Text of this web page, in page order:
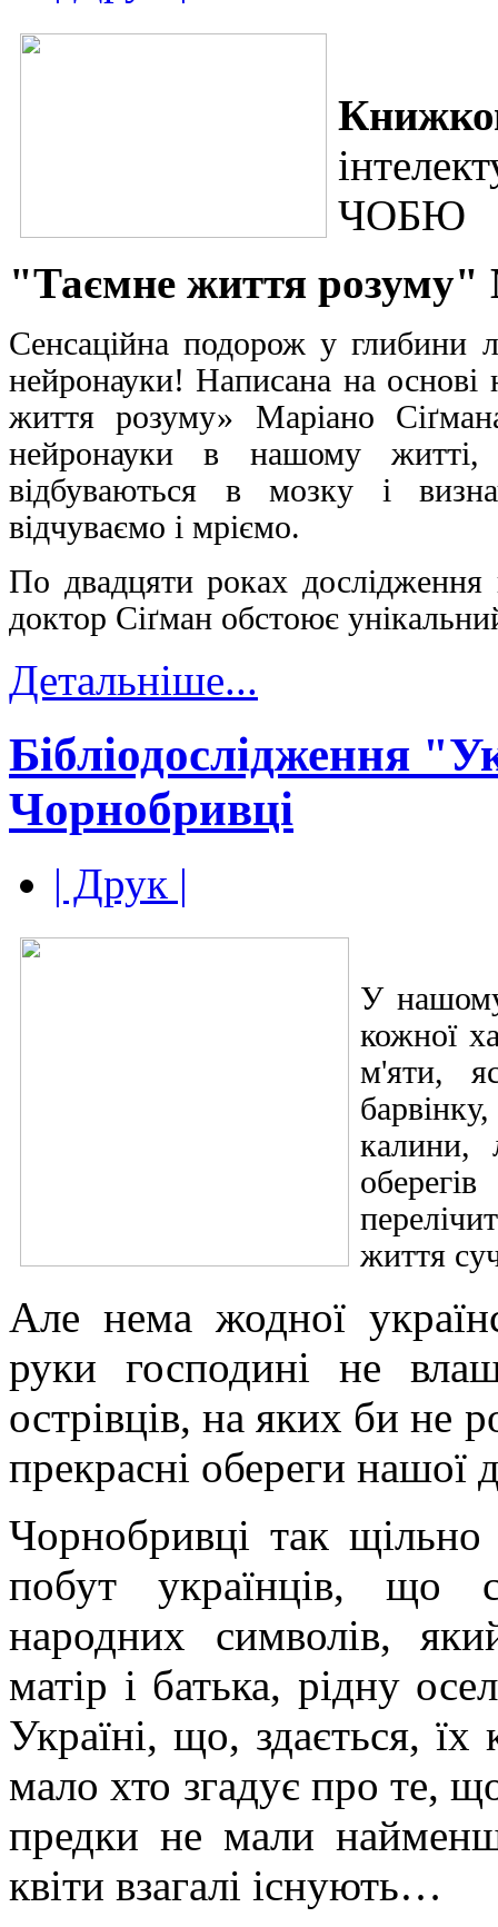
ЧОБЮ
"Таємне життя розуму"
Сенсаційна подорож у глибини
нейронауки! Написана на
життя розуму» Маріано
нейронауки в нашому
відбуваються в мозку і
відчуваємо і мріємо.
По двадцяти роках дослідження
доктор Сіґман обстоює
Детальніше...
Бібліодослідження
Чорнобривці
| Друк |
У нашому
кожної
м'яти,
калини,
життя
Але нема жодної
руки господині не
острівців, на яких би не
прекрасні обереги нашої
Чорнобривці так
побут українців, що
народних символів,
матір і батька, рідну
Україні, що, здається, їх
мало хто згадує про те,
предки не мали
квіти взагалі існують…